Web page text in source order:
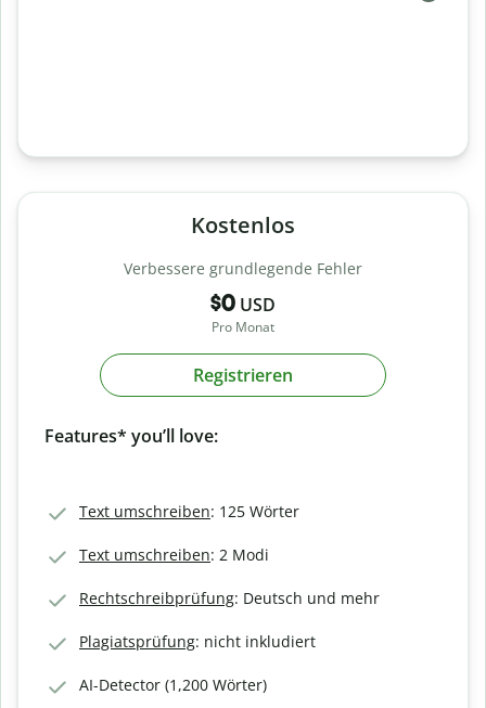
Kostenlos
Verbessere grundlegende Fehler
$0 USD
Pro Monat
Registrieren
Features* you’ll love:
Text umschreiben: 125 Wörter
Text umschreiben: 2 Modi
Rechtschreibprüfung: Deutsch und mehr
Plagiatsprüfung: nicht inkludiert
AI-Detector (1,200 Wörter)